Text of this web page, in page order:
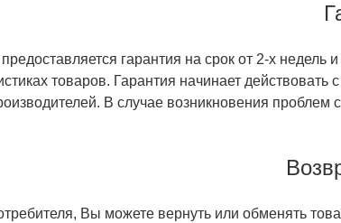
гарантия на срок от 2-х недель
товаров. Гарантия начинает
В случае возникновения
Вы можете вернуть или обменять